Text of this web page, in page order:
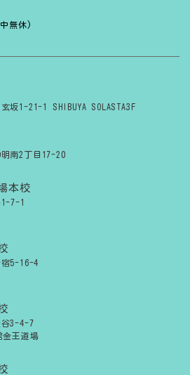
無休)
坂1-21-1 SHIBUYA SOLASTA3F
南2丁目17-20
本校
7-1
宿5-16-4
谷3-4-7
金王道場